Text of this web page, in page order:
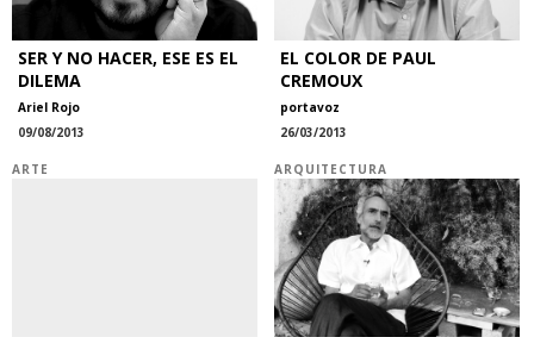
SER Y NO HACER, ESE ES EL
DILEMA
Ariel Rojo
09/08/2013
EL COLOR DE PAUL
CREMOUX
portavoz
26/03/2013
ARTE ARQUITECTURA